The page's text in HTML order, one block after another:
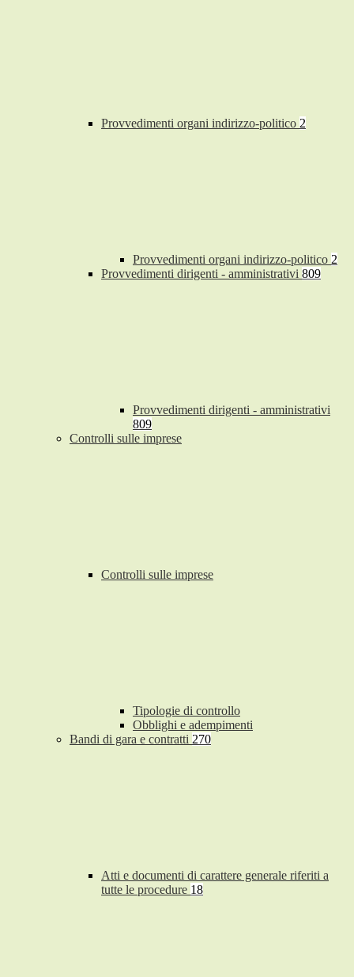
Provvedimenti organi indirizzo-politico 2
Provvedimenti organi indirizzo-politico 2
Provvedimenti dirigenti - amministrativi 809
Provvedimenti dirigenti - amministrativi
809
Controlli sulle imprese
Controlli sulle imprese
Tipologie di controllo
Obblighi e adempimenti
Bandi di gara e contratti 270
Atti e documenti di carattere generale riferiti a
tutte le procedure 18